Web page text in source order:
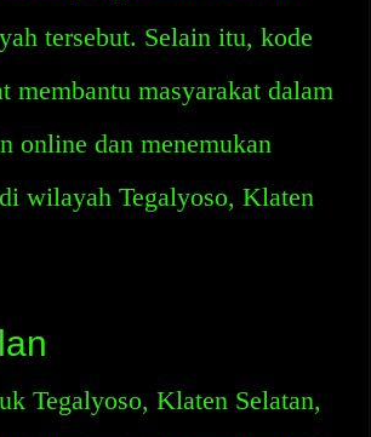
tersebut. Selain itu, kode
membantu masyarakat dalam
online dan menemukan
wilayah Tegalyoso, Klaten
Tegalyoso, Klaten Selatan,